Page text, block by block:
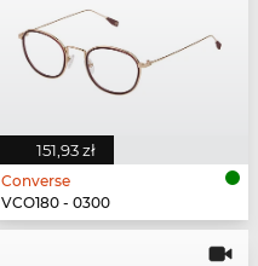
151,93 zł
Converse
VCO180 - 0300